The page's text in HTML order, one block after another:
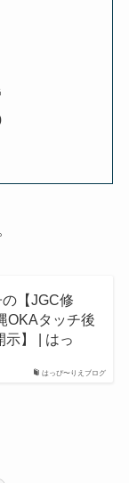
はっぴ〜りえブログ
の【JGC修
タッチ後
示】 | はっ